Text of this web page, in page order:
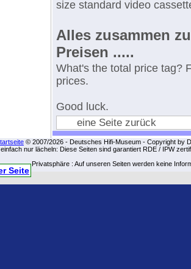
size standard video
Alles zusammen
Preisen .....
What's the total price tag?
prices.
Good luck.
eine Seite zurück
© 2007/2026 - Deutsches Hifi-Museum - Copyright by
einfach nur lächeln: Diese Seiten sind garantiert RDE / IPW
Privatsphäre : Auf unseren Seiten werden keine
Seite